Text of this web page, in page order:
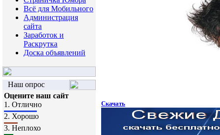
Всё для Мобильного
Администрация
сайта
Заработок и
Раскрутка
Доска объявлений
Наш опрос
Оцените наш сайт
1. Отлично
2. Хорошо
3. Неплохо
Скачать